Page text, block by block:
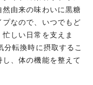
由来の味わいに黒糖
なので、いつでもど
しい日常を支えま
転換時に摂取するこ
、体の機能を整えて